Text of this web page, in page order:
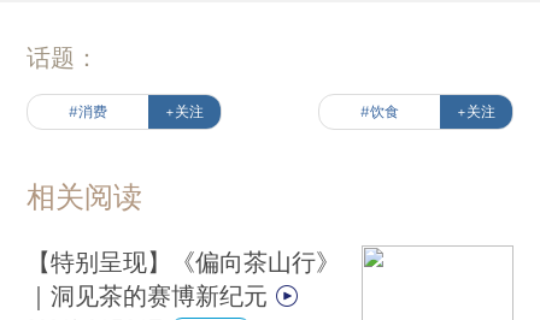
话题：
#消费 +关注 #饮食 +关注
相关阅读
【特别呈现】《偏向茶山行》
｜洞见茶的赛博新纪元